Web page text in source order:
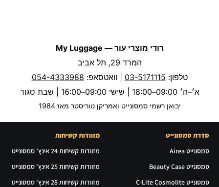
רודי מוצרי עור — My Luggage
המרד 29, תל אביב
טלפון: 03-5171115 | וואטסאפ: 054-4333988
א׳–ה׳ 09:00–18:00 | שישי 09:00–16:00 | שבת סגור
יבואן רשמי סמסונייט ואמריקן טוריסטר מאז 1984
סדרת סמסונייט
סמסונייט Airea
סמסונייט Beauty Case
סמסונייט C-Lite Cosmolite
מזוודות קשיחות
מזוודות קשיחות 24 אינץ' סמסונייט
מזוודות קשיחות 25 אינץ' סמסונייט
מזוודות קשיחות 28 אינץ' סמסונייט